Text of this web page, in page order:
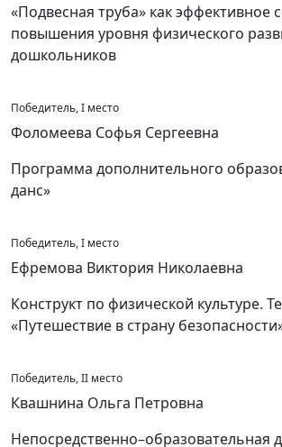
«Подвесная труба» как эффективное
повышения уровня физического
дошкольников
Победитель, I место
Фоломеева Софья Сергеевна
Программа дополнительного
данс»
Победитель, I место
Ефремова Виктория Николаевна
Конструкт по физической культуре.
«Путешествие в страну
Победитель, II место
Квашнина Ольга Петровна
Непосредственно–образовательная